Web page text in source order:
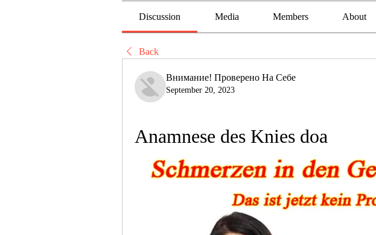
Discussion Media Members About
Back
Внимание! Проверено На Себе
September 20, 2023
Anamnese des Knies doa